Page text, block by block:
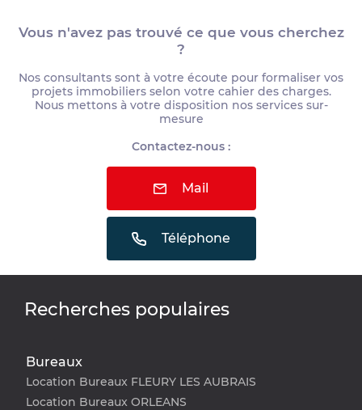
Vous n'avez pas trouvé ce que vous cherchez
?
Nos consultants sont à votre écoute pour formaliser vos
projets immobiliers selon votre cahier des charges.
Nous mettons à votre disposition nos services sur-
mesure
Contactez-nous :
Mail
Téléphone
Recherches populaires
Bureaux
Location Bureaux FLEURY LES AUBRAIS
Location Bureaux ORLEANS